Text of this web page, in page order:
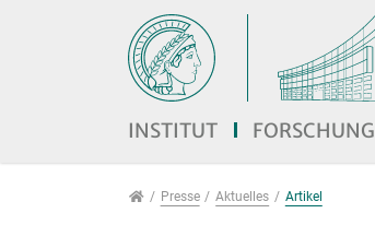
Direkt zur Hauptnavigation springen
Direkt zum Inhalt springen
Jump to sub navigation
INSTITUT FORSCHUNG
PressePresse Aktuelles Artikel